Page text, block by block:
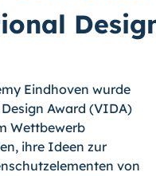
Eindho­ven wurde
Award (VIDA)
Wettbewerb
ihre Ideen zur
von